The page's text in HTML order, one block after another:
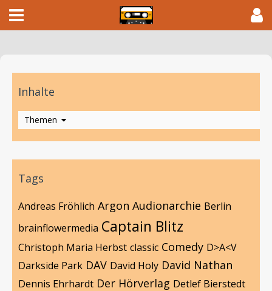
Inhalte
Themen
Tags
Andreas Fröhlich Argon Audionarchie Berlin
brainflowermedia Captain Blitz
Christoph Maria Herbst classic Comedy D>A<V
Darkside Park DAV David Holy David Nathan
Dennis Ehrhardt Der Hörverlag Detlef Bierstedt